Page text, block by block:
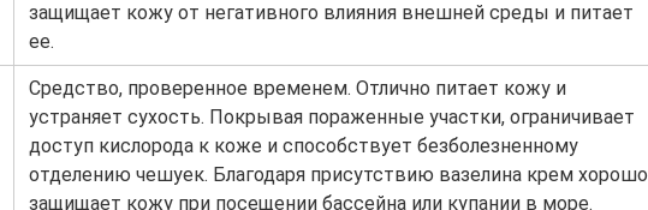
защищает кожу от негативного влияния внешней среды и питает
ее.
Средство, проверенное временем. Отлично питает кожу и
устраняет сухость. Покрывая пораженные участки, ограничивает
доступ кислорода к коже и способствует безболезненному
отделению чешуек. Благодаря присутствию вазелина крем хорошо
защищает кожу при посещении бассейна или купании в море.